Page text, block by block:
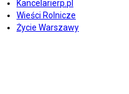
Kancelarierp.pl
Wieści Rolnicze
Życie Warszawy